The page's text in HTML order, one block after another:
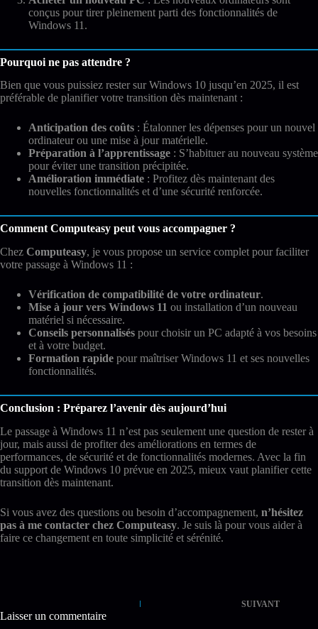
conçus pour tirer pleinement parti des fonctionnalités de
Windows 11.
Pourquoi ne pas attendre ?
Bien que vous puissiez rester sur Windows 10 jusqu’en 2025, il est
préférable de planifier votre transition dès maintenant :
Anticipation des coûts : Étalonner les dépenses pour un nouvel
ordinateur ou une mise à jour matérielle.
Préparation à l’apprentissage : S’habituer au nouveau système
pour éviter une transition précipitée.
Amélioration immédiate : Profitez dès maintenant des
nouvelles fonctionnalités et d’une sécurité renforcée.
Comment Computeasy peut vous accompagner ?
Chez Computeasy, je vous propose un service complet pour faciliter
votre passage à Windows 11 :
Vérification de compatibilité de votre ordinateur.
Mise à jour vers Windows 11 ou installation d’un nouveau
matériel si nécessaire.
Conseils personnalisés pour choisir un PC adapté à vos besoins
et à votre budget.
Formation rapide pour maîtriser Windows 11 et ses nouvelles
fonctionnalités.
Conclusion : Préparez l’avenir dès aujourd’hui
Le passage à Windows 11 n’est pas seulement une question de rester à
jour, mais aussi de profiter des améliorations en termes de
performances, de sécurité et de fonctionnalités modernes. Avec la fin
du support de Windows 10 prévue en 2025, mieux vaut planifier cette
transition dès maintenant.
Si vous avez des questions ou besoin d’accompagnement, n’hésitez
pas à me contacter chez Computeasy. Je suis là pour vous aider à
faire ce changement en toute simplicité et sérénité.
SUIVANT
Laisser un commentaire